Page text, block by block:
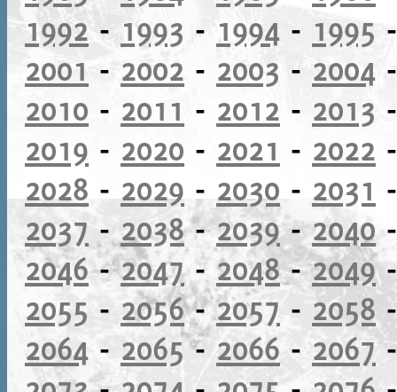
1992- 1993 - 1994 - 1995
2001 - 2002 - 2003 - 2004
2010 - 2011 - 2012 - 2013
2019 - 2020 - 2021 - 2022
2028 - 2029 - 2030 - 2031
2037 - 2038-2039-2040
2046-2047- 2048-2049
2055 - 2056-2057 - 2058
2064 - 2065-2066-2067